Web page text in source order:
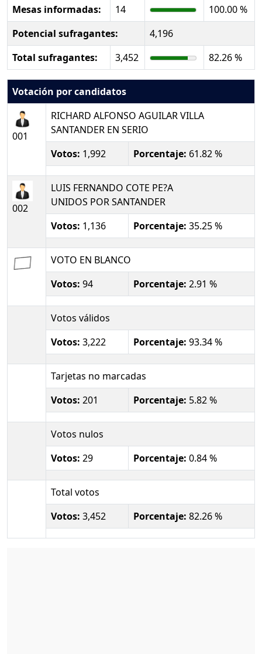
Mesas informadas:
14
100.00 %
Potencial sufragantes:
4,196
Total sufragantes:
3,452 82.26 %
Votación por candidatos
001
RICHARD ALFONSO AGUILAR VILLA
SANTANDER EN SERIO
Votos: 1,992 Porcentaje: 61.82 %
002
LUIS FERNANDO COTE PE?A
UNIDOS POR SANTANDER
Votos: 1,136 Porcentaje: 35.25 %
VOTO EN BLANCO
Votos: 94 Porcentaje: 2.91 %
Votos válidos
Votos: 3,222 Porcentaje: 93.34 %
Tarjetas no marcadas
Votos: 201 Porcentaje: 5.82 %
Votos nulos
Votos: 29 Porcentaje: 0.84 %
Total votos
Votos: 3,452 Porcentaje: 82.26 %